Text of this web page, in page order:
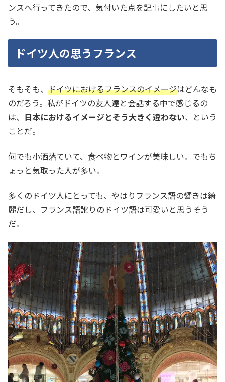
ンスへ行ってきたので、気付いた点を記事にしたいと思
う。
ドイツ人の思うフランス
そもそも、 ドイツにおけるフランスのイメージはどんなも
のだろう。私がドイツの友人達と会話する中で感じるの
は、 日本におけるイメージとそう大きく違わない、という
ことだ。
何でも小洒落ていて、食べ物とワインが美味しい。でもち
ょっと気取った人が多い。
多くのドイツ人にとっても、やはりフランス語の響きは綺
麗だし、フランス語訛りのドイツ語は可愛いと思うそう
だ。